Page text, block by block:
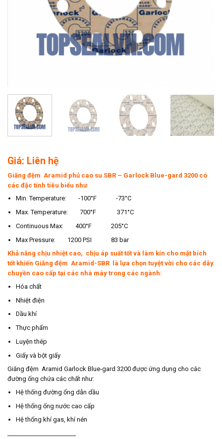
Giá: Liên hệ
Giăng đệm Aramid phủ cao su SBR – Garlock Blue-gard 3200 có
các đặc tính tiêu biểu như
Min. Temperature: -100°F -73°C
Max. Temperature: 700°F 371°C
Continuous Max: 400°F 205°C
Max Pressure: 1200 PSI 83 bar
Khả năng chịu nhiệt cao, chịu áp suất tốt và làm kín cho mặt bích
tốt khiến Giăng đệm Aramid-SBR là lựa chọn tuyệt vời cho các dây
chuyền cao cấp tại các nhà máy trong các ngành:
Hóa chất
Nhiệt điện
Dầu khí
Thực phẩm
Luyện thép
Giấy và bột giấy
Giăng đệm Aramid Garlock Blue-gard 3200 được ứng dụng cho các
đường ống chứa các chất như:
Hệ thống đường ống dẫn dầu
Hệ thống ống nước cao cấp
Hệ thống khí gas, khí nén